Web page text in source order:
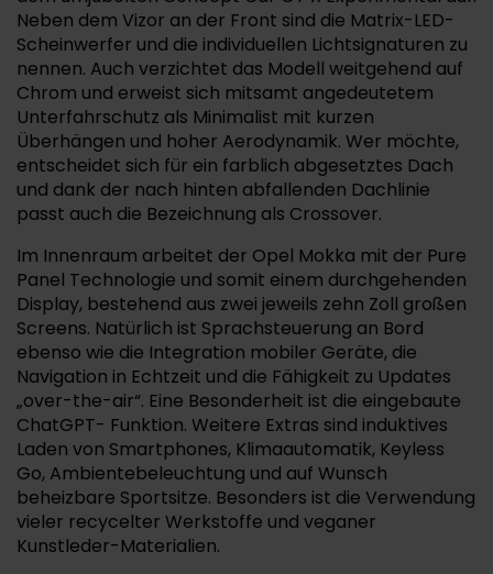
Neben dem Vizor an der Front sind die Matrix-LED-
Scheinwerfer und die individuellen Lichtsignaturen zu
nennen. Auch verzichtet das Modell weitgehend auf
Chrom und erweist sich mitsamt angedeutetem
Unterfahrschutz als Minimalist mit kurzen
Überhängen und hoher Aerodynamik. Wer möchte,
entscheidet sich für ein farblich abgesetztes Dach
und dank der nach hinten abfallenden Dachlinie
passt auch die Bezeichnung als Crossover.
Im Innenraum arbeitet der Opel Mokka mit der Pure
Panel Technologie und somit einem durchgehenden
Display, bestehend aus zwei jeweils zehn Zoll großen
Screens. Natürlich ist Sprachsteuerung an Bord
ebenso wie die Integration mobiler Geräte, die
Navigation in Echtzeit und die Fähigkeit zu Updates
„over-the-air“. Eine Besonderheit ist die eingebaute
ChatGPT- Funktion. Weitere Extras sind induktives
Laden von Smartphones, Klimaautomatik, Keyless
Go, Ambientebeleuchtung und auf Wunsch
beheizbare Sportsitze. Besonders ist die Verwendung
vieler recycelter Werkstoffe und veganer
Kunstleder-Materialien.